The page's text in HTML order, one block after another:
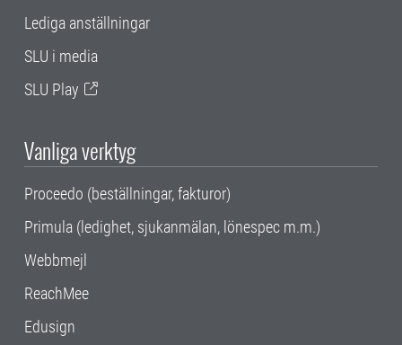
Lediga anställningar
SLU i media
SLU Play
Vanliga verktyg
Proceedo (beställningar, fakturor)
Primula (ledighet, sjukanmälan, lönespec m.m.)
Webbmejl
ReachMee
Edusign